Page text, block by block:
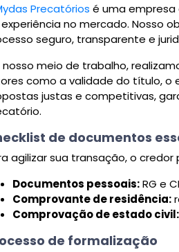
Precatórios é uma
no mercado. Nosso
seguro, transparente e
nosso meio de trabalho,
como a validade do título, o
justas e competitivas,
de documentos
agilizar sua transação, o
Documentos pessoais:RG e
Comprovante de residência:
Comprovação de estado civil:
de formalização